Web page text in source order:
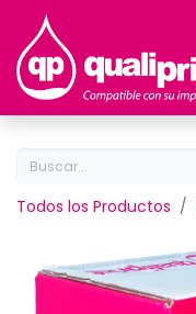
Todos los Productos